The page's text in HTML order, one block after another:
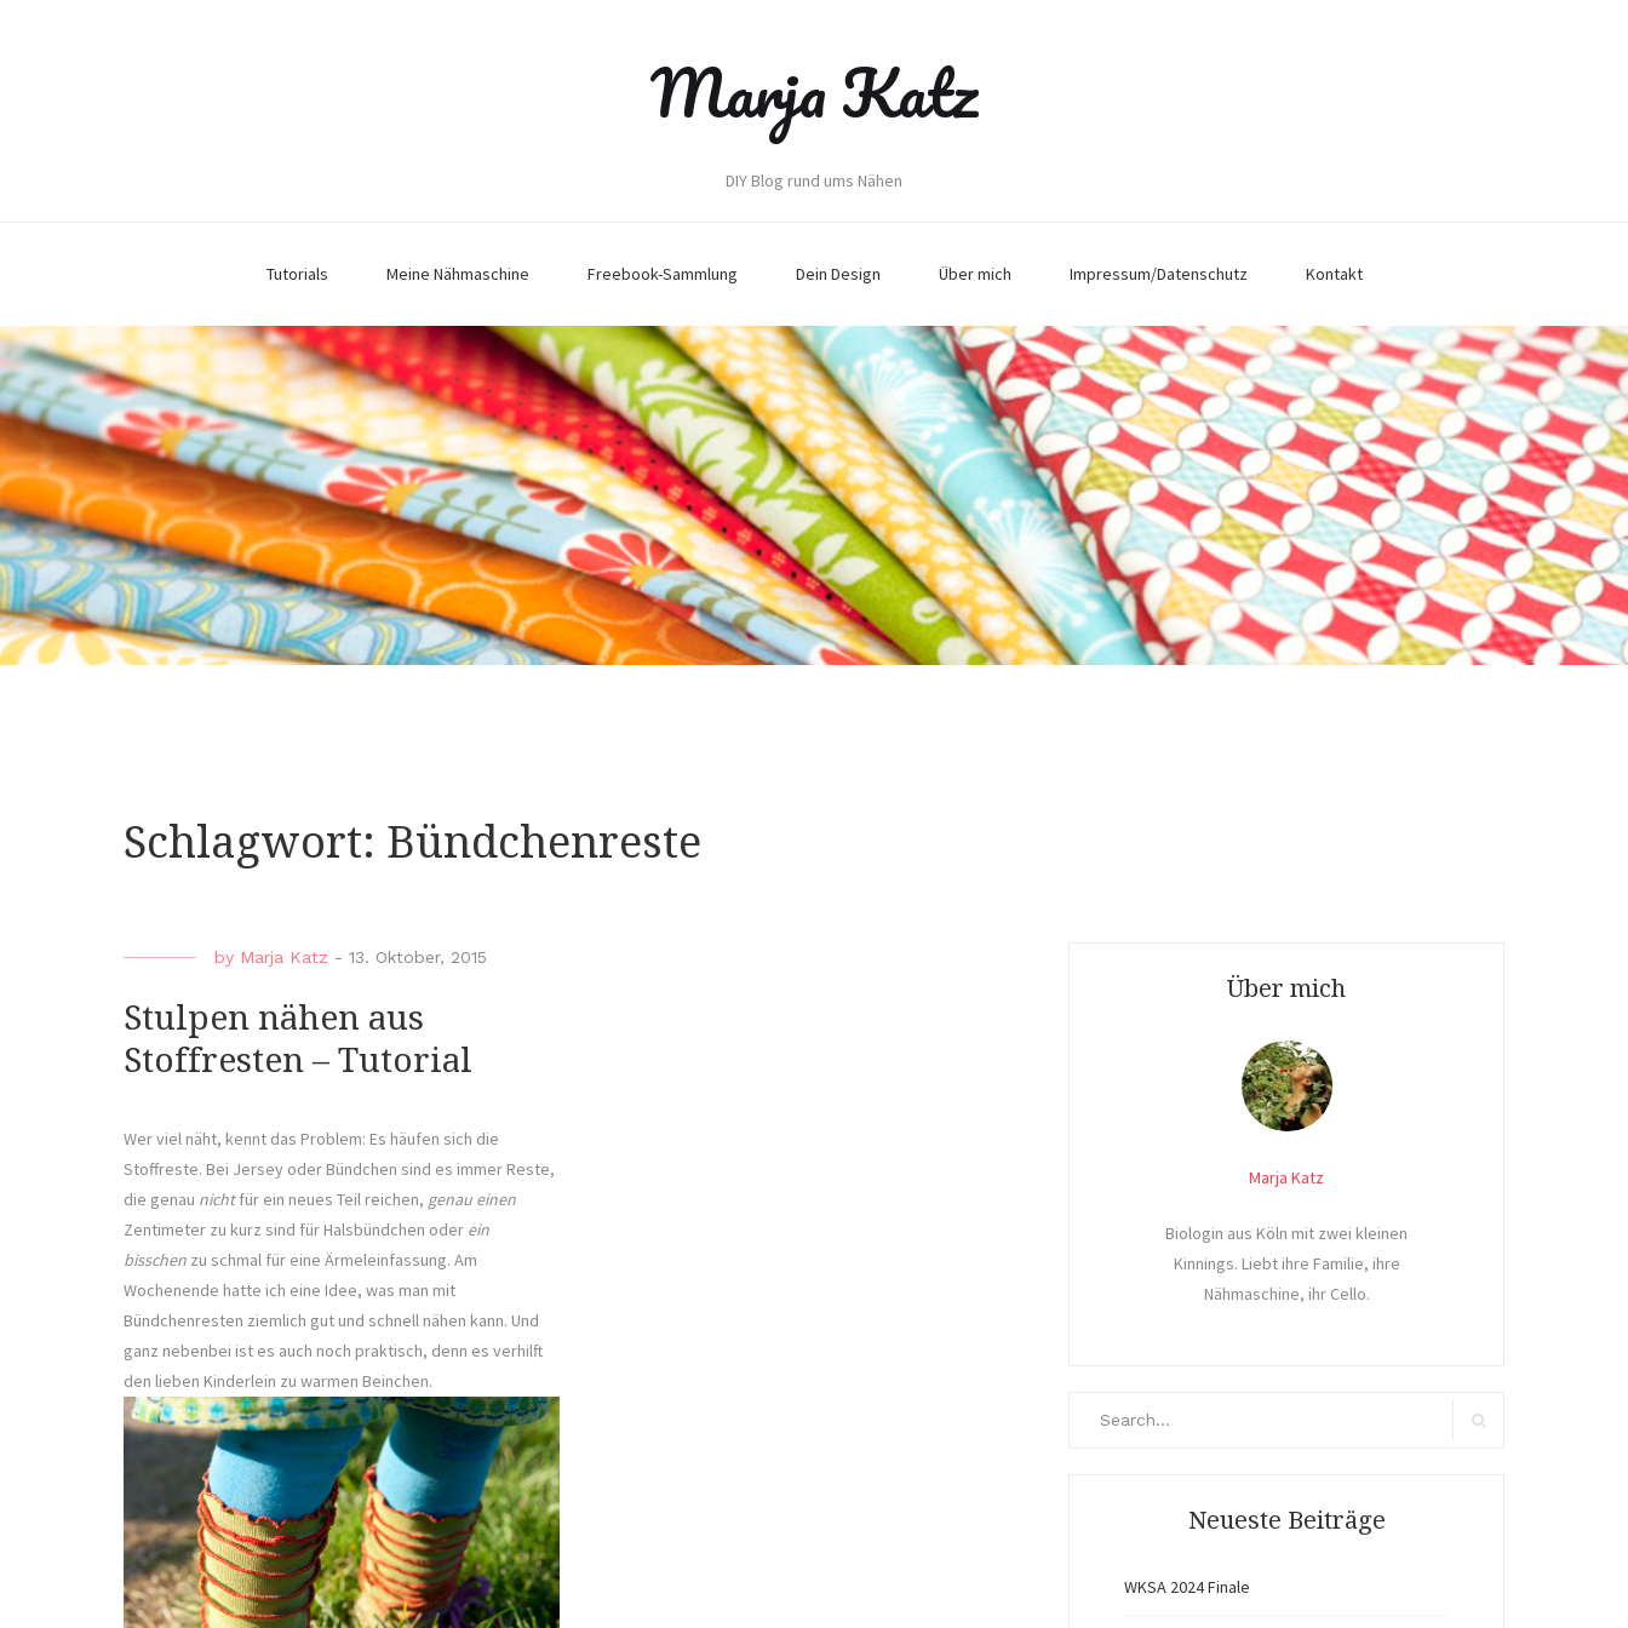
Marja Katz
DIY Blog rund ums Nähen
Tutorials Meine Nähmaschine Freebook-Sammlung Dein Design Über mich Impressum/Datenschutz Kontakt
Schlagwort: Bündchenreste
by Marja Katz - 13. Oktober, 2015
Stulpen nähen aus
Stoffresten – Tutorial
Wer viel näht, kennt das Problem: Es häufen sich die
Stoffreste. Bei Jersey oder Bündchen sind es immer Reste,
die genau nichtfür ein neues Teil reichen, genau einen
Zentimeter zu kurz sind für Halsbündchen oder ein
bisschen zu schmal für eine Ärmeleinfassung. Am
Wochenende hatte ich eine Idee, was man mit
Bündchenresten ziemlich gut und schnell nähen kann. Und
ganz nebenbei ist es auch noch praktisch, denn es verhilft
den lieben Kinderlein zu warmen Beinchen.
Über mich
Marja Katz
Biologin aus Köln mit zwei kleinen
Kinnings. Liebt ihre Familie, ihre
Nähmaschine, ihr Cello.
Neueste Beiträge
WKSA 2024 Finale